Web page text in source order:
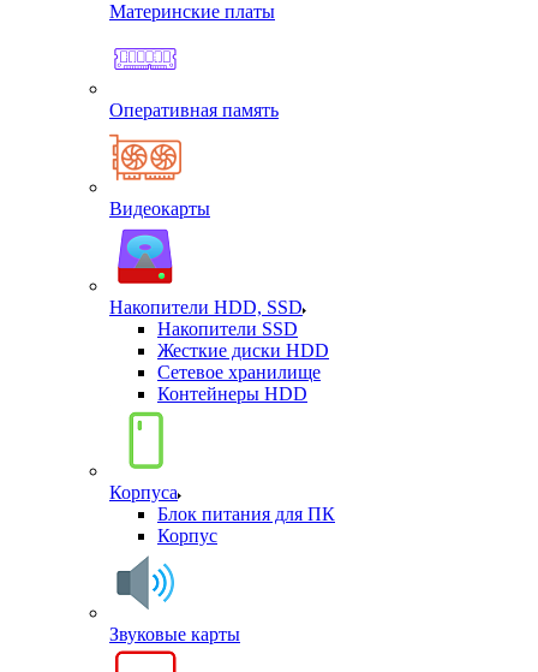
Материнские платы
Оперативная память
Видеокарты
Накопители HDD, SSD
Накопители SSD
Жесткие диски HDD
Сетевое хранилище
Контейнеры HDD
Корпуса
Блок питания для ПК
Корпус
Звуковые карты